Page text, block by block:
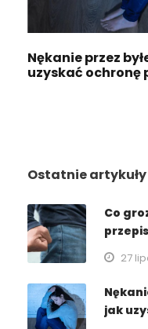
Nękanie przez
uzyskać ochronę
Ostatnie artykuły
Co
27
jak